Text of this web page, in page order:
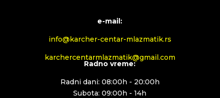
e-mail:
info@karcher-centar-mlazmatik.rs
karchercentarmlazmatik@gmail.com
Radno vreme:
Radni dani: 08:00h - 20:00h
Subota: 09:00h - 14h